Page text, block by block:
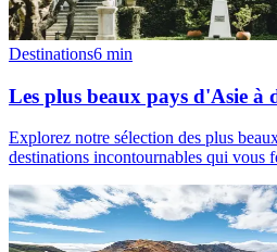
Destinations6 min
Les plus beaux pays d'Asie à
Explorez notre sélection des plus
destinations incontournables qui vous